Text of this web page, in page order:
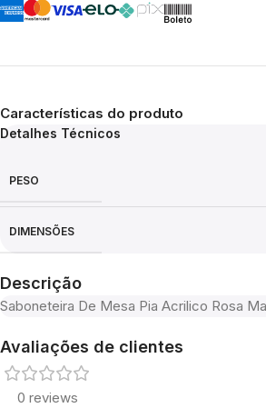
Características do produto
Detalhes Técnicos
PESO
DIMENSÕES
Descrição
Saboneteira De Mesa Pia Acrilico Rosa
Avaliações de clientes
0 reviews